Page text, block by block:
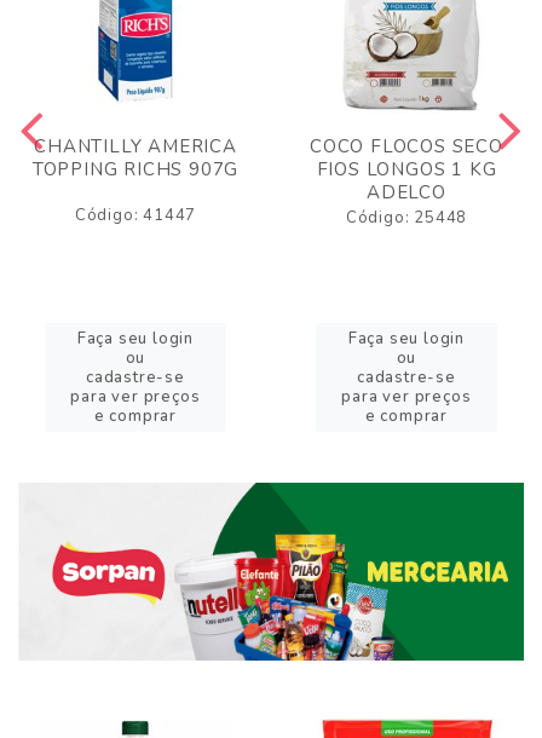
CHANTILLY AMERICA
TOPPING RICHS 907G
Código: 41447
Faça seu login
ou
cadastre-se
para ver preços
e comprar
COCO FLOCOS SECO
FIOS LONGOS 1 KG
ADELCO
Código: 25448
Faça seu login
ou
cadastre-se
para ver preços
e comprar